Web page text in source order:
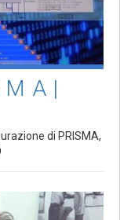
M A |
di PRISMA,